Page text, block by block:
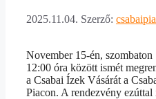
2025.11.04. Szerző:
November 15-én, szombaton
12:00 óra között ismét
a Csabai Ízek Vásárát a
Piacon. A rendezvény ezúttal